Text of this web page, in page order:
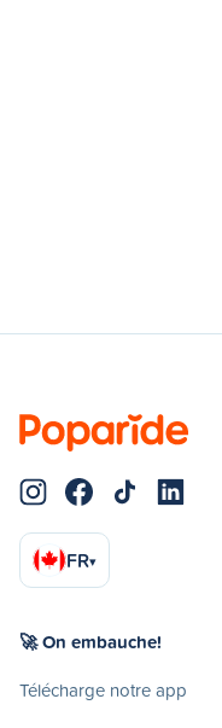
FR▾
🚀 On embauche!
Télécharge notre app